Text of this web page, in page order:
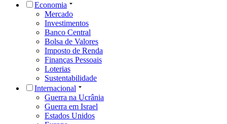
Economia
Mercado
Investimentos
Banco Central
Bolsa de Valores
Imposto de Renda
Finanças Pessoais
Loterias
Sustentabilidade
Internacional
Guerra na Ucrânia
Guerra em Israel
Estados Unidos